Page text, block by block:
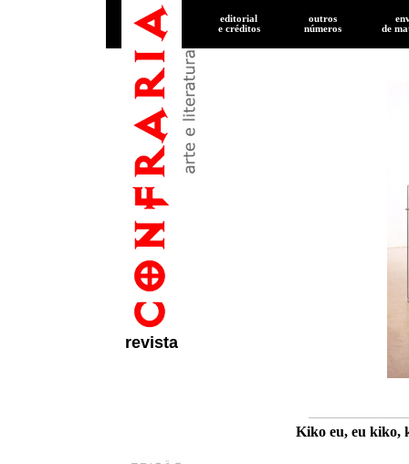
revista
editorial
e créditos
outros
números
de
Kiko eu, eu kiko,